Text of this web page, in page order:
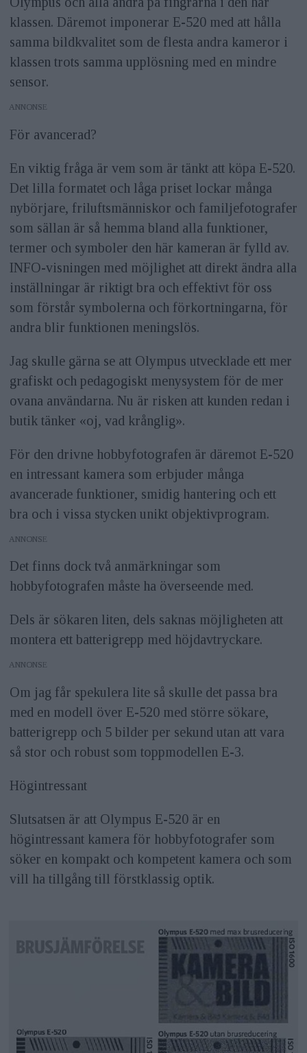
klassen. Däremot imponerar E-520 med att hålla
samma bildkvalitet som de flesta andra kameror i
klassen trots samma upplösning med en mindre
sensor.
ANNONS
För avancerad?
En viktig fråga är vem som är tänkt att köpa E-520.
Det lilla formatet och låga priset lockar många
nybörjare, friluftsmänniskor och familjefotografer
som sällan är så hemma bland alla funktioner,
termer och symboler den här kameran är fylld av.
INFO-visningen med möjlighet att direkt ändra alla
inställningar är riktigt bra och effektivt för oss
som förstår symbolerna och förkortningarna, för
andra blir funktionen meningslös.
Jag skulle gärna se att Olympus utvecklade ett mer
grafiskt och pedagogiskt menysystem för de mer
ovana användarna. Nu är risken att kunden redan i
butik tänker «oj, vad krånglig».
För den drivne hobbyfotografen är däremot E-520
en intressant kamera som erbjuder många
avancerade funktioner, smidig hantering och ett
bra och i vissa stycken unikt objektivprogram.
ANNONS
Det finns dock två anmärkningar som
hobbyfotografen måste ha överseende med.
Dels är sökaren liten, dels saknas möjligheten att
montera ett batterigrepp med höjdavtryckare.
ANNONS
Om jag får spekulera lite så skulle det passa bra
med en modell över E-520 med större sökare,
batterigrepp och 5 bilder per sekund utan att vara
så stor och robust som toppmodellen E-3.
Högintressant
Slutsatsen är att Olympus E-520 är en
högintressant kamera för hobbyfotografer som
söker en kompakt och kompetent kamera och som
vill ha tillgång till förstklassig optik.